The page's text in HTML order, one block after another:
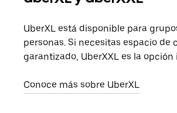
UberXL está disponible para
personas. Si necesitas espacio de
garantizado, UberXXL es la opción
Conoce más sobre UberXL